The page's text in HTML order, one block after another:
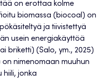
on erottaa kolme
biomassa (biocoal) on
ja tiivistettyä
usein energiakäyttöä
briketti) (Salo, ym., 2025)
on nimenomaan muuhun
jonka